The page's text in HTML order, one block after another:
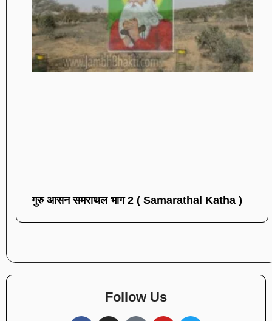
गुरु आसन समराथल भाग 2 ( Samarathal Katha )
Follow Us